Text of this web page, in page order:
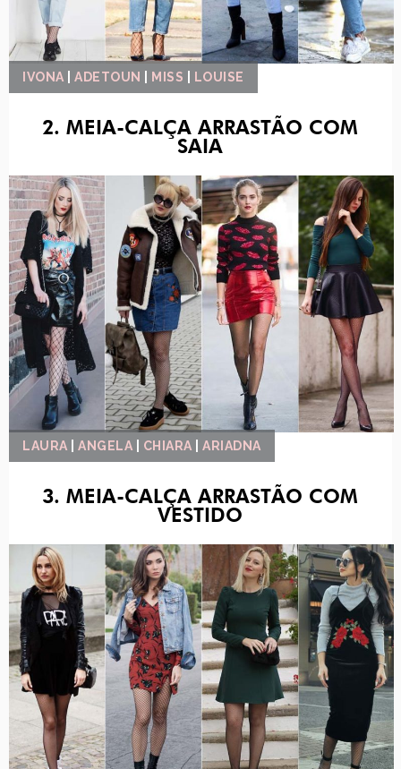
IVONA |ADETOUN MISS LOUISE
2. MEIA-CALÇA ARRASTÃO COM
SAIA
LAURA |ANGELA CHIARA |ARIADNA
3. MEIA-CALÇA ARRASTÃO COM
VESTIDO